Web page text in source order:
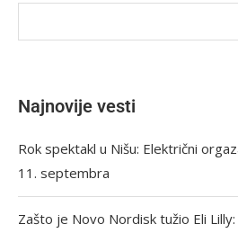
Najnovije vesti
Rok spektakl u Nišu: Električni
11. septembra
Zašto je Novo Nordisk tužio Eli